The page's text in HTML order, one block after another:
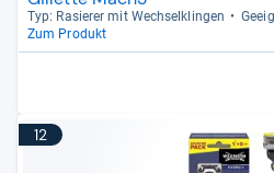
Typ: Rasie­rer mit Wech­sel­klin­gen
Zum Produkt
12